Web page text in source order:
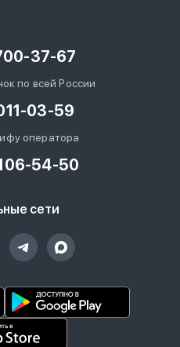
37-67
по всей России
03-59
оператора
54-50
сети